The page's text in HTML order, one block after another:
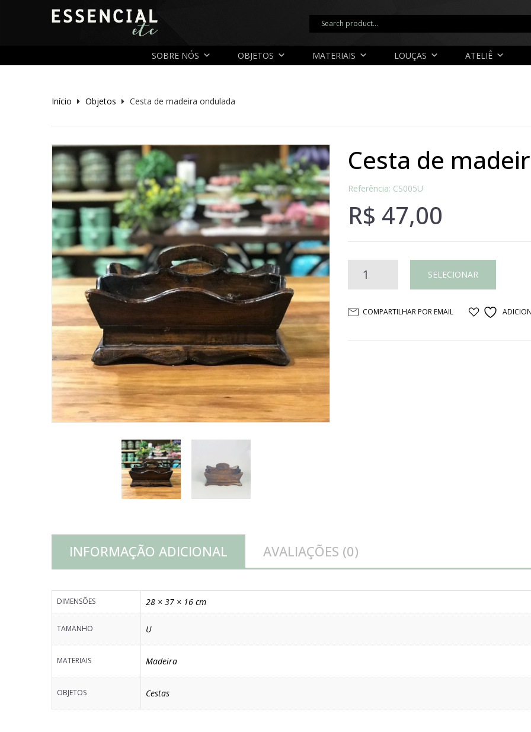
SOBRE NÓS OBJETOS MATERIAIS LOUÇAS ATELIÊ
Início Objetos Cesta de madeira ondulada
cesta de
Referência: CS005U
R$ 47,00
Cesta SELECIONAR
COMPARTILHAR POR EMAIL
INFORMAÇÃO ADICIONAL AVALIAÇÕES (0)
DIMENSÕES 28 × 37 × 16 cm
TAMANHO U
MATERIAIS Madeira
OBJETOS Cestas